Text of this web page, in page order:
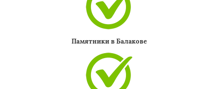
Памятники в Балакове